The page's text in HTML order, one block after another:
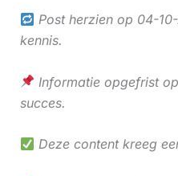
Post herzien op 04-
kennis.
Informatie opgefrist
succes.
Deze content kreeg